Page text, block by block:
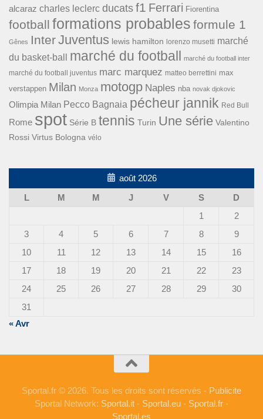
alcaraz charles leclerc ducats f1 Ferrari Fiorentina
football formations probables formule 1
Gênes InterJuventus lewis hamilton lorenzo musetti marché
du basket-ball
marché du football marché du football inter
marché du football juventus marc marquez matteo berrettini max
verstappen Milan Monza motogp Naples nba novak djokovic
Olimpia Milan Pecco Bagnaia pécheur jannik Red Bull
Rome spot Série B tennis Turin Une série Valentino
Rossi Virtus Bologna vélo
août 2026
L
M M J V S
D
1
2
3
4 5 6 7 8
9
10
11 12 13 14 15
16
17
18 19 20 21 22
23
24
25 26 27 28 29
30
31
« Avr
Sportal.fr © 2026. Tous les droits sont réservés - Publicite
Sportal Network: Sportal.it - Sportal.eu - Sportal.fr -
Sportal.es